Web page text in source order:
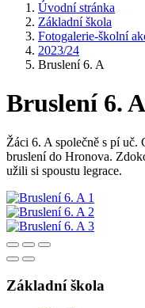
Úvodní stránka
Základní škola
Fotogalerie-školní
2023/24
Bruslení 6. A
Bruslení 6. A
Žáci 6. A společně s pí
bruslení do Hronova.
užili si spoustu legrace.
Základní škola